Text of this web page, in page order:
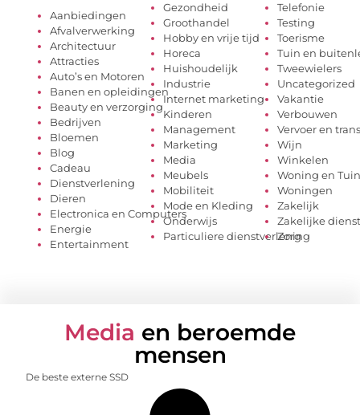
Aanbiedingen
Afvalverwerking
Architectuur
Attracties
Auto’s en Motoren
Banen en opleidingen
Beauty en verzorging
Bedrijven
Bloemen
Blog
Cadeau
Dienstverlening
Dieren
Electronica en Computers
Energie
Entertainment
Gezondheid
Groothandel
Hobby en vrije tijd
Horeca
Huishoudelijk
Industrie
Internet marketing
Kinderen
Management
Marketing
Media
Meubels
Mobiliteit
Mode en Kleding
Onderwijs
Particuliere dienstverlening
Telefonie
Testing
Toerisme
Tuin en
Tweewielers
Uncategorized
Vakantie
Verbouwen
Vervoer en
Wijn
Winkelen
Woning en Tuin
Woningen
Zakelijk
Zakelijke
Zorg
Media en beroemde
mensen
De beste externe SSD